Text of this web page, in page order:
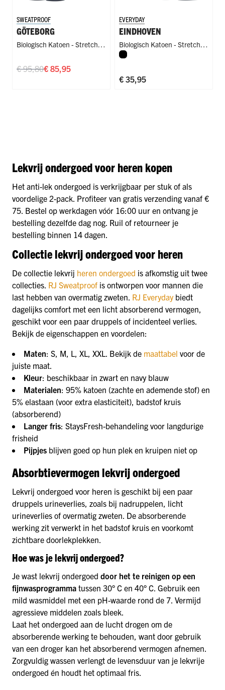
SWEATPROOF
GÖTEBORG
Biologisch Katoen - Stretch,
€ 85,95
€ 95,80
EVERYDAY
EINDHOVEN
Biologisch Katoen - Stretch,
Badstof Kruis - Lekvrij
Zwart
€ 35,95
Lekvrij ondergoed voor heren kopen
Het anti-lek ondergoed is verkrijgbaar per stuk of als
voordelige 2-pack. Profiteer van gratis verzending vanaf €
75. Bestel op werkdagen vóór 16:00 uur en ontvang je
bestelling dezelfde dag nog. Ruil of retourneer je
bestelling binnen 14 dagen.
Collectie lekvrij ondergoed voor heren
De collectie lekvrij heren ondergoed is afkomstig uit twee
collecties. RJ Sweatproof is ontworpen voor mannen die
last hebben van overmatig zweten. RJ Everydaybiedt
dagelijks comfort met een licht absorberend vermogen,
geschikt voor een paar druppels of incidenteel verlies.
Bekijk de eigenschappen en voordelen:
Maten: S, M, L, XL, XXL. Bekijk de maattabel voor de
juiste maat.
Kleur: beschikbaar in zwart en navy blauw
Materialen: 95% katoen (zachte en ademende stof) en
5% elastaan (voor extra elasticiteit), badstof kruis
(absorberend)
Langer fris: StaysFresh-behandeling voor langdurige
frisheid
Pijpjes blijven goed op hun plek en kruipen niet op
Absorbtievermogen lekvrij ondergoed
Lekvrij ondergoed voor heren is geschikt bij een paar
druppels urineverlies, zoals bij nadruppelen, licht
urineverlies of overmatig zweten. De absorberende
werking zit verwerkt in het badstof kruis en voorkomt
zichtbare doorlekplekken.
Hoe was je lekvrij ondergoed?
Je wast lekvrij ondergoed door het te reinigen op een
fijnwasprogramma tussen 30° C en 40° C. Gebruik een
mild wasmiddel met een pH-waarde rond de 7. Vermijd
agressieve middelen zoals bleek.
Laat het ondergoed aan de lucht drogen om de
absorberende werking te behouden, want door gebruik
van een droger kan het absorberend vermogen afnemen.
Zorgvuldig wassen verlengt de levensduur van je lekvrije
ondergoed én houdt het optimaal fris.